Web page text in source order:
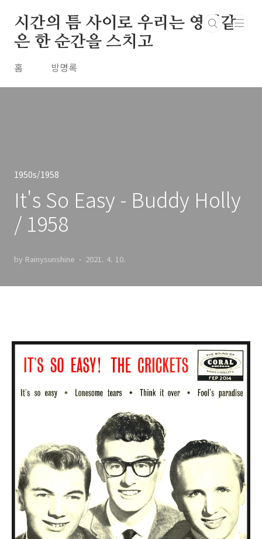
시간의 틈 사이로 우리는 영원같
은 한 순간을 스치고
홈 방명록
1950s/1958
It's So Easy - Buddy Holly
/ 1958
by Rainysunshine 2021. 4. 10.